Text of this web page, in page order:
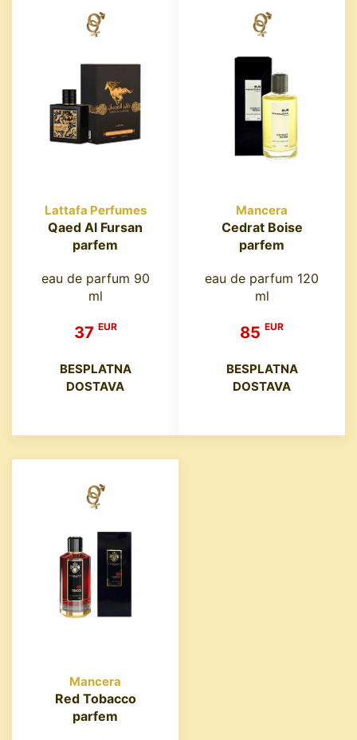
Lattafa Perfumes
Qaed Al Fursan
parfem
eau de parfum 90
ml
37 EUR
BESPLATNA
DOSTAVA
Mancera
Cedrat Boise
parfem
eau de parfum 120
ml
85 EUR
BESPLATNA
DOSTAVA
Mancera
Red Tobacco
parfem